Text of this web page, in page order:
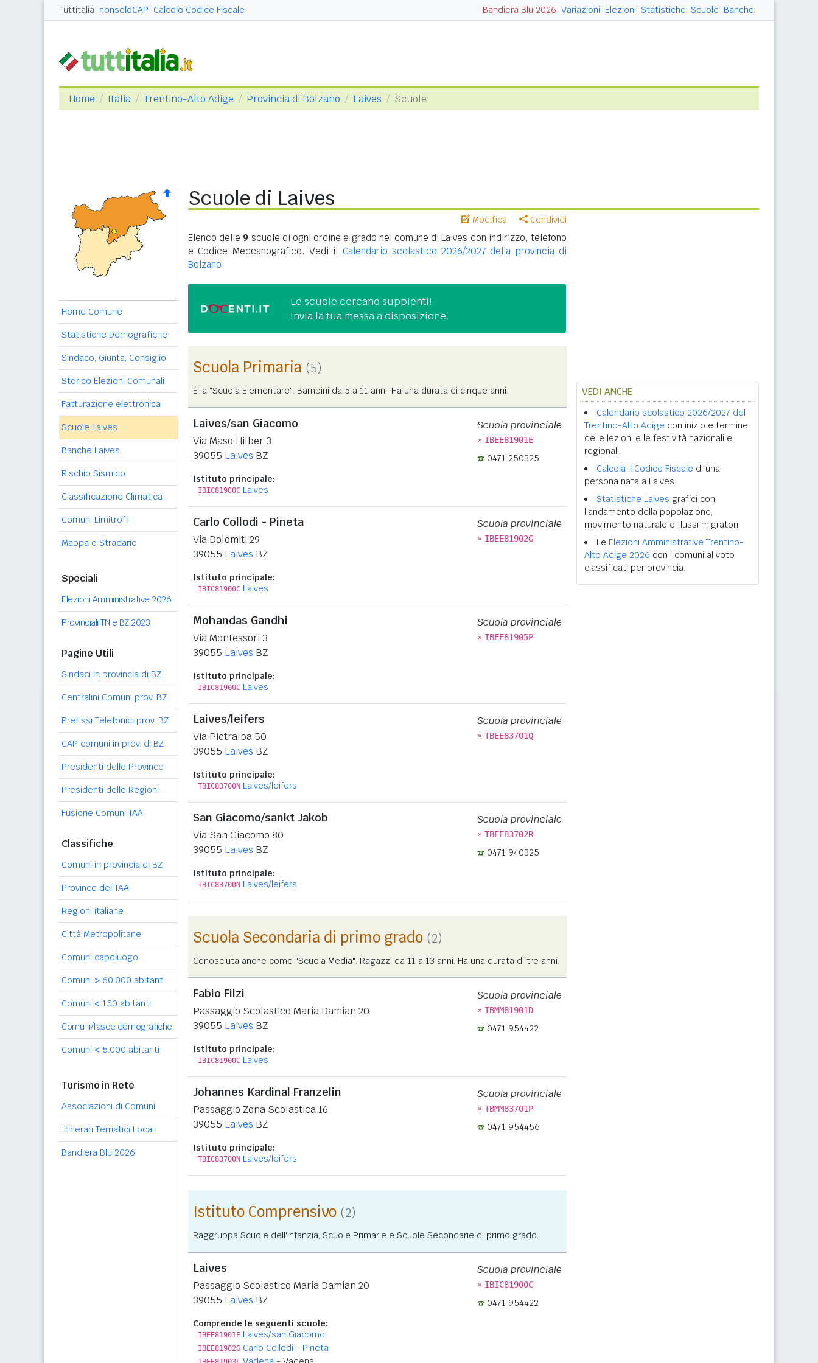
Tuttitalia nonsoloCAP Calcolo Codice Fiscale Bandiera Blu 2026 Variazioni Elezioni Statistiche Scuole Banche
Home Italia Trentino-Alto Adige Provincia di Bolzano Laives Scuole
Home Comune
Statistiche Demografiche
Sindaco, Giunta, Consiglio
Storico Elezioni Comunali
Fatturazione elettronica
Scuole Laives
Banche Laives
Rischio Sismico
Classificazione Climatica
Comuni Limitrofi
Mappa e Stradario
Speciali
Elezioni Amministrative 2026
Provinciali TN e BZ 2023
Pagine Utili
Sindaci in provincia di BZ
Centralini Comuni prov. BZ
Prefissi Telefonici prov. BZ
CAP comuni in prov. di BZ
Presidenti delle Province
Presidenti delle Regioni
Fusione Comuni TAA
Classifiche
Comuni in provincia di BZ
Province del TAA
Regioni italiane
Città Metropolitane
Comuni capoluogo
Comuni > 60.000 abitanti
Comuni < 150 abitanti
Comuni/fasce demografiche
Comuni < 5.000 abitanti
Turismo in Rete
Associazioni di Comuni
Itinerari Tematici Locali
Bandiera Blu 2026
Scuole di Laives
Modifica Condividi
Elenco delle 9 scuole di ogni ordine e grado nel comune di Laives con indirizzo, telefono
e Codice Meccanografico. Vedi il Calendario scolastico 2026/2027 della provincia di
Bolzano.
Le scuole cercano supplenti!
Invia la tua messa a disposizione.
Scuola Primaria (5)
È la "Scuola Elementare". Bambini da 5 a 11 anni. Ha una durata di cinque anni.
Laives/san Giacomo
Via Maso Hilber 3
39055 Laives BZ
Istituto principale:
IBIC81900C Laives
Scuola provinciale
» IBEE81901E
0471 250325
Carlo Collodi - Pineta
Via Dolomiti 29
39055 Laives BZ
Istituto principale:
IBIC81900C Laives
Scuola provinciale
» IBEE81902G
Mohandas Gandhi
Via Montessori 3
39055 Laives BZ
Istituto principale:
IBIC81900C Laives
Scuola provinciale
» IBEE81905P
Laives/leifers
Via Pietralba 50
39055 Laives BZ
Istituto principale:
TBIC83700N Laives/leifers
Scuola provinciale
» TBEE83701Q
San Giacomo/sankt Jakob
Via San Giacomo 80
39055 Laives BZ
Istituto principale:
TBIC83700N Laives/leifers
Scuola provinciale
» TBEE83702R
0471 940325
Scuola Secondaria di primo grado (2)
Conosciuta anche come "Scuola Media". Ragazzi da 11 a 13 anni. Ha una durata di tre anni.
Fabio Filzi
Passaggio Scolastico Maria Damian 20
39055 Laives BZ
Istituto principale:
IBIC81900C Laives
Scuola provinciale
» IBMM81901D
0471 954422
Johannes Kardinal Franzelin
Passaggio Zona Scolastica 16
39055 Laives BZ
Istituto principale:
TBIC83700N Laives/leifers
Scuola provinciale
» TBMM83701P
0471 954456
Istituto Comprensivo (2)
Raggruppa Scuole dell'infanzia, Scuole Primarie e Scuole Secondarie di primo grado.
Laives
Passaggio Scolastico Maria Damian 20
39055 Laives BZ
Comprende le seguenti scuole:
IBEE81901E Laives/san Giacomo
IBEE81902G Carlo Collodi - Pineta
Scuola provinciale
» IBIC81900C
0471 954422
VEDI ANCHE
Calendario scolastico 2026/2027 del
Trentino-Alto Adige con inizio e termine
delle lezioni e le festività nazionali e
regionali.
Calcola il Codice Fiscale di una
persona nata a Laives.
Statistiche Laives grafici con
l'andamento della popolazione,
movimento naturale e flussi migratori.
Le Elezioni Amministrative Trentino-
Alto Adige 2026 con i comuni al voto
classificati per provincia.